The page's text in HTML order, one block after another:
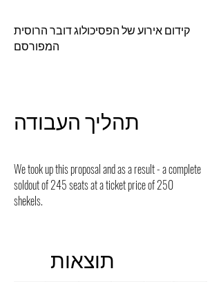
קידום אירוע של הפסיכולוג דובר הרוסית
המפורסם
תהליך העבודה
We took up this proposal and as a result - a complete
soldout of 245 seats at a ticket price of 250
shekels.
תוצאות